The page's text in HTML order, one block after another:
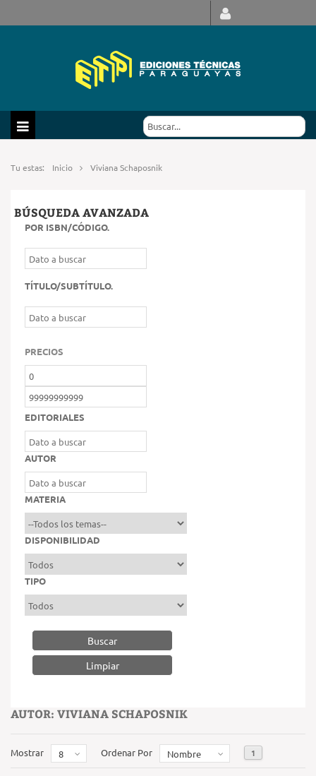
Tu estas: Inicio Viviana Schaposnik
BÚSQUEDA AVANZADA
POR ISBN/CÓDIGO.
TÍTULO/SUBTÍTULO.
PRECIOS
EDITORIALES
AUTOR
MATERIA
DISPONIBILIDAD
TIPO
Buscar
AUTOR: VIVIANA SCHAPOSNIK
Mostrar 8 Ordenar Por Nombre 1